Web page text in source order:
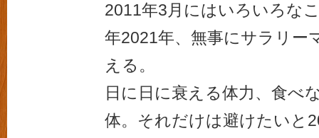
2011年3月にはいろいろな
年2021年、無事にサラリー
える。
日に日に衰える体力、食べ
体。それだけは避けたいと